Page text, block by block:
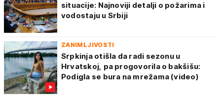
situacije: Najnoviji detalji o požarima i
vodostaju u Srbiji
ZANIMLJIVOSTI
Srpkinja otišla da radi sezonu u
Hrvatskoj, pa progovorila o bakšišu:
Podigla se bura na mrežama (video)